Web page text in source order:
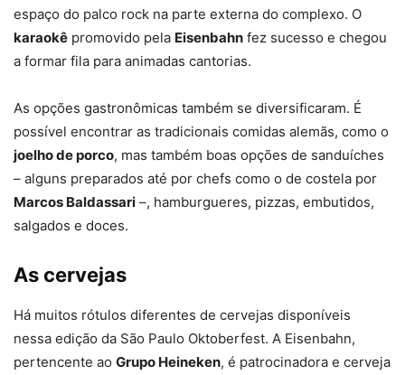
espaço do palco rock na parte externa do complexo. O
karaokê promovido pela Eisenbahn fez sucesso e chegou
a formar fila para animadas cantorias.
As opções gastronômicas também se diversificaram. É
possível encontrar as tradicionais comidas alemãs, como o
joelho de porco, mas também boas opções de sanduíches
– alguns preparados até por chefs como o de costela por
Marcos Baldassari –, hamburgueres, pizzas, embutidos,
salgados e doces.
As cervejas
Há muitos rótulos diferentes de cervejas disponíveis
nessa edição da São Paulo Oktoberfest. A Eisenbahn,
pertencente ao Grupo Heineken, é patrocinadora e cerveja